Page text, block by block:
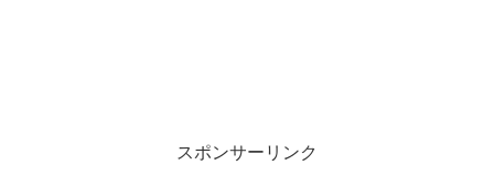
スポンサーリンク